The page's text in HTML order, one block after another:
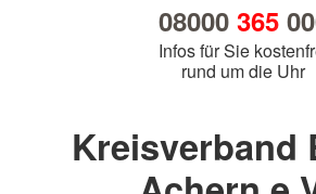
08000 365
Infos für Sie
rund um die Uhr
Kreisverband